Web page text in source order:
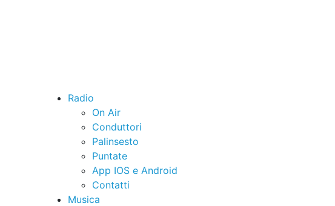
Radio
On Air
Conduttori
Palinsesto
Puntate
App IOS e Android
Contatti
Musica